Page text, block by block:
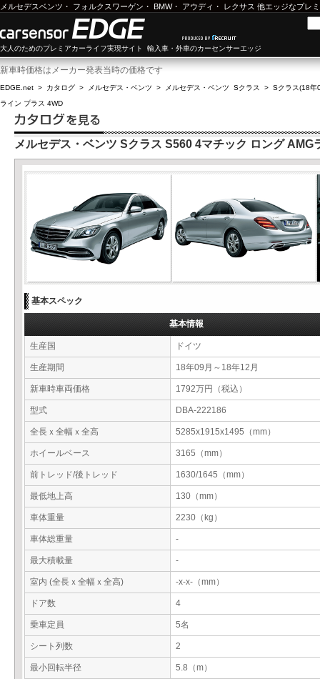
メルセデスベンツ ・ フォルクスワーゲン ・ BMW・ アウディ ・ レクサス 他エッジなプレ
大人のためのプレミアカーライフ実現サイト 輸入車・外車のカーセンサーエッジ
新車時価格はメーカー発表当時の価格です
EDGE.net > カタログ > メルセデス・ベンツ > メルセデス・ベンツ Sクラス > Sクラス(18年
ライン プラス 4WD
メルセデス・ベンツ Sクラス S560 4マチック ロング AMG
基本スペック
基本情報
生産国 ドイツ
生産期間 18年09月～18年12月
新車時車両価格 1792万円（税込）
型式 DBA-222186
全長ｘ全幅ｘ全高 5285x1915x1495（mm）
ホイールベース 3165（mm）
前トレッド/後トレッド 1630/1645（mm）
最低地上高 130（mm）
車体重量 2230（kg）
車体総重量 -
最大積載量 -
室内 (全長ｘ全幅ｘ全高) -x-x-（mm）
ドア数 4
乗車定員 5名
シート列数 2
最小回転半径 5.8（m）